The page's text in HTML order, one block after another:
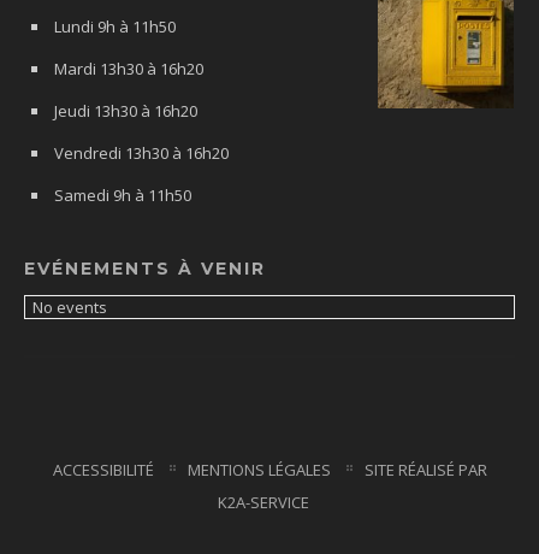
Lundi 9h à 11h50
Mardi 13h30 à 16h20
Jeudi 13h30 à 16h20
Vendredi 13h30 à 16h20
Samedi 9h à 11h50
EVÉNEMENTS À VENIR
No events
ACCESSIBILITÉ MENTIONS LÉGALES
SITE RÉALISÉ PAR
K2A-SERVICE